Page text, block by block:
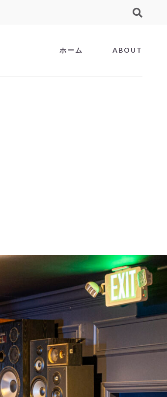
ホーム ABOUT